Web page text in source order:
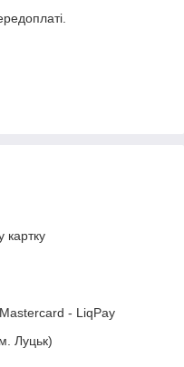
картку
- LiqPay
Луцьк)